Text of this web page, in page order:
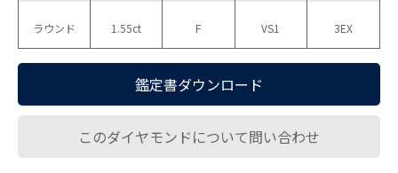
ラウンド 1.55ct F VS1 3EX
鑑定書ダウンロード
このダイヤモンドについて問い合わせ